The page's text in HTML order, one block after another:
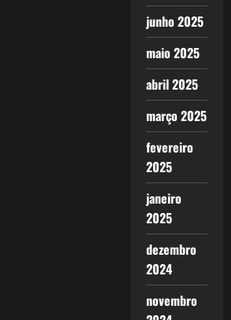
junho 2025
maio 2025
abril 2025
março 2025
fevereiro
2025
janeiro
2025
dezembro
2024
novembro